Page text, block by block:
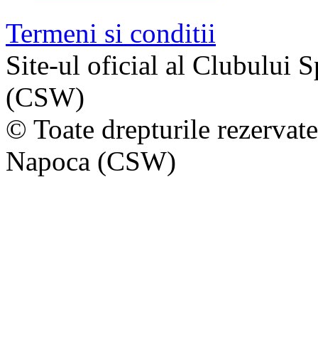
Termeni si conditii
Site-ul oficial al Clubului
(CSW)
© Toate drepturile
Napoca (CSW)